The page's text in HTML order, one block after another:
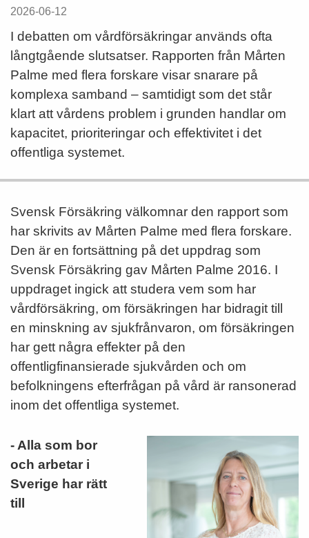
2026-06-12
I debatten om vårdförsäkringar används ofta
långtgående slutsatser. Rapporten från Mårten
Palme med flera forskare visar snarare på
komplexa samband – samtidigt som det står
klart att vårdens problem i grunden handlar om
kapacitet, prioriteringar och effektivitet i det
offentliga systemet.
Svensk Försäkring välkomnar den rapport som
har skrivits av Mårten Palme med flera forskare.
Den är en fortsättning på det uppdrag som
Svensk Försäkring gav Mårten Palme 2016. I
uppdraget ingick att studera vem som har
vårdförsäkring, om försäkringen har bidragit till
en minskning av sjukfrånvaron, om försäkringen
har gett några effekter på den
offentligfinansierade sjukvården och om
befolkningens efterfrågan på vård är ransonerad
inom det offentliga systemet.
- Alla som bor
och arbetar i
Sverige har rätt
till